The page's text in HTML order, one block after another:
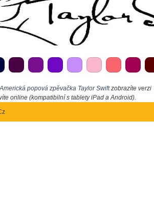
Americká popová zpěvačka Taylor Swiftzobrazíte verzi
online (kompatibilní s tablety iPad a Android).